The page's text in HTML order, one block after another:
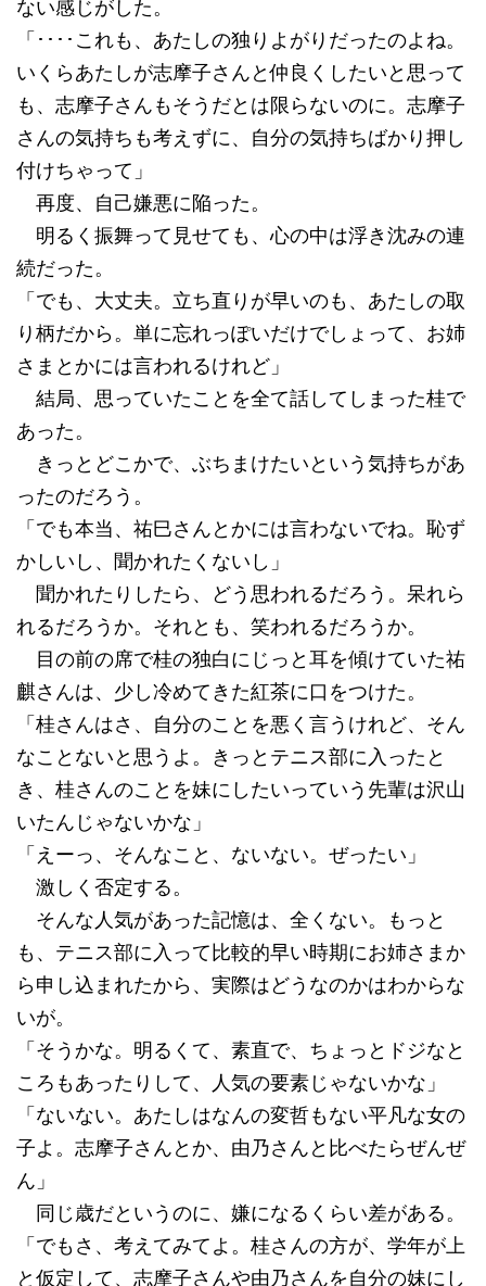
ない感じがした。
「････これも、あたしの独りよがりだったのよね。
いくらあたしが志摩子さんと仲良くしたいと思って
も、志摩子さんもそうだとは限らないのに。志摩子
さんの気持ちも考えずに、自分の気持ちばかり押し
付けちゃって」
再度、自己嫌悪に陥った。
明るく振舞って見せても、心の中は浮き沈みの連
続だった。
「でも、大丈夫。立ち直りが早いのも、あたしの取
り柄だから。単に忘れっぽいだけでしょって、お姉
さまとかには言われるけれど」
結局、思っていたことを全て話してしまった桂で
あった。
きっとどこかで、ぶちまけたいという気持ちがあ
ったのだろう。
「でも本当、祐巳さんとかには言わないでね。恥ず
かしいし、聞かれたくないし」
聞かれたりしたら、どう思われるだろう。呆れら
れるだろうか。それとも、笑われるだろうか。
目の前の席で桂の独白にじっと耳を傾けていた祐
麒さんは、少し冷めてきた紅茶に口をつけた。
「桂さんはさ、自分のことを悪く言うけれど、そん
なことないと思うよ。きっとテニス部に入ったと
き、桂さんのことを妹にしたいっていう先輩は沢山
いたんじゃないかな」
「えーっ、そんなこと、ないない。ぜったい」
激しく否定する。
そんな人気があった記憶は、全くない。もっと
も、テニス部に入って比較的早い時期にお姉さまか
ら申し込まれたから、実際はどうなのかはわからな
いが。
「そうかな。明るくて、素直で、ちょっとドジなと
ころもあったりして、人気の要素じゃないかな」
「ないない。あたしはなんの変哲もない平凡な女の
子よ。志摩子さんとか、由乃さんと比べたらぜんぜ
ん」
同じ歳だというのに、嫌になるくらい差がある。
「でもさ、考えてみてよ。桂さんの方が、学年が上
と仮定して、志摩子さんや由乃さんを自分の妹にし